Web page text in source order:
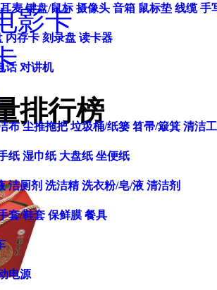
麦 键盘/鼠标 摄像头 音箱 鼠标垫 线缆 手
内存卡 刻录盘 读卡器
话 对讲机
布 尘推拖把 垃圾桶/纸篓 笤帚/簸箕 清洁
纸 湿巾纸 大盘纸 坐便纸
洁厕剂 洗洁精 洗衣粉/皂/液 清洁剂
套/鞋套 保鲜膜 餐具
电源
影卡
排行榜